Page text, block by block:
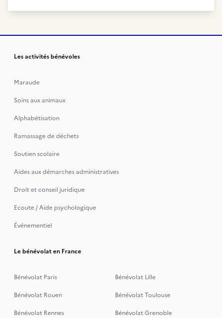
Les activités bénévoles
Maraude
Soins aux animaux
Alphabétisation
Ramassage de déchets
Soutien scolaire
Aides aux démarches administratives
Droit et conseil juridique
Ecoute / Aide psychologique
Événementiel
Le bénévolat en France
Bénévolat Paris
Bénévolat Lille
Bénévolat Rouen
Bénévolat Toulouse
Bénévolat Rennes
Bénévolat Grenoble